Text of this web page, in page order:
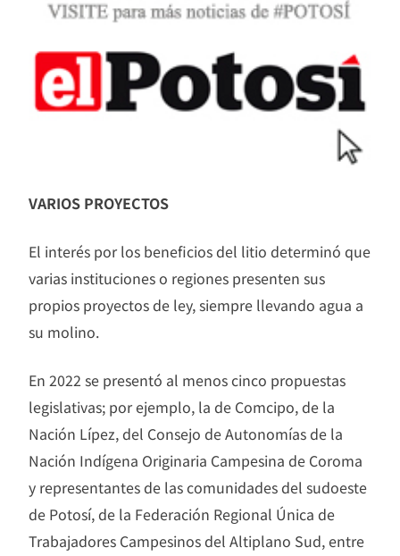
VARIOS PROYECTOS
El interés por los beneficios del litio determinó que
varias instituciones o regiones presenten sus
propios proyectos de ley, siempre llevando agua a
su molino.
En 2022 se presentó al menos cinco propuestas
legislativas; por ejemplo, la de Comcipo, de la
Nación Lípez, del Consejo de Autonomías de la
Nación Indígena Originaria Campesina de Coroma
y representantes de las comunidades del sudoeste
de Potosí, de la Federación Regional Única de
Trabajadores Campesinos del Altiplano Sud, entre